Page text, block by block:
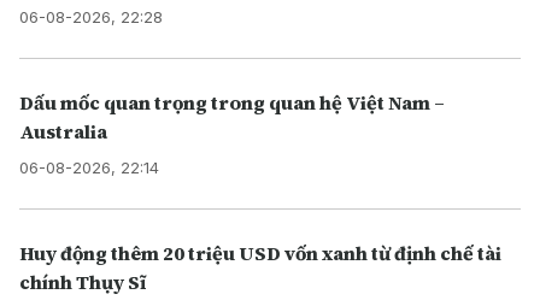
06-08-2026, 22:28
Dấu mốc quan trọng trong quan hệ Việt Nam –
Australia
06-08-2026, 22:14
Huy động thêm 20 triệu USD vốn xanh từ định chế tài
chính Thụy Sĩ